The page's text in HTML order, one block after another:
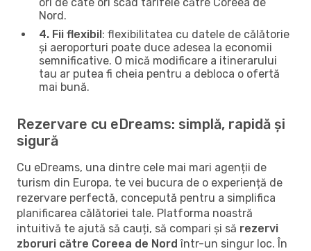
Nord.
4. Fii flexibil: flexibilitatea cu datele de călătorie
și aeroporturi poate duce adesea la economii
semnificative. O mică modificare a itinerarului
tau ar putea fi cheia pentru a debloca o ofertă
mai bună.
Rezervare cu eDreams: simplă, rapidă și
sigură
Cu eDreams, una dintre cele mai mari agenții de
turism din Europa, te vei bucura de o experiență de
rezervare perfectă, concepută pentru a simplifica
planificarea călătoriei tale. Platforma noastră
intuitivă te ajută să cauți, să compari și să rezervi
zboruri către Coreea de Nord într-un singur loc. În